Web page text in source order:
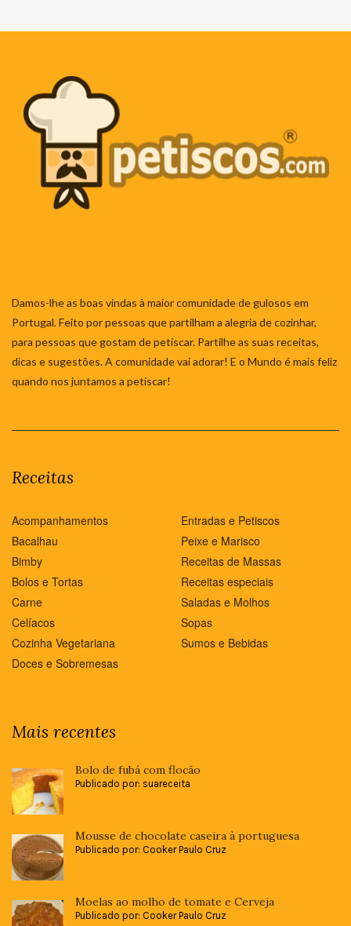
Damos-lhe as boas vindas à maior comunidade de gulosos em
Portugal. Feito por pessoas que partilham a alegria de cozinhar,
para pessoas que gostam de petiscar. Partilhe as suas receitas,
dicas e sugestões. A comunidade vai adorar! E o Mundo é mais feliz
quando nos juntamos a petiscar!
Receitas
Acompanhamentos
Bacalhau
Bimby
Bolos e Tortas
Carne
Celíacos
Cozinha Vegetariana
Doces e Sobremesas
Entradas e Petiscos
Peixe e Marisco
Receitas de Massas
Receitas especiais
Saladas e Molhos
Sopas
Sumos e Bebidas
Mais recentes
Bolo de fubá com flocão
Publicado por: suareceita
Mousse de chocolate caseira à portuguesa
Publicado por: Cooker Paulo Cruz
Moelas ao molho de tomate e Cerveja
Publicado por: Cooker Paulo Cruz